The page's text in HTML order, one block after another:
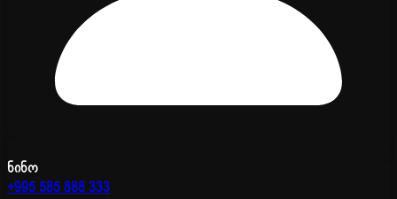
ნინო
+995 585 888 333